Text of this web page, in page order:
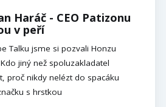
Haráč - CEO Patizonu
v peří
Talku jsme si pozvali Honzu
jiný než spoluzakladatel
proč nikdy nelézt do spacáku
s hrstkou